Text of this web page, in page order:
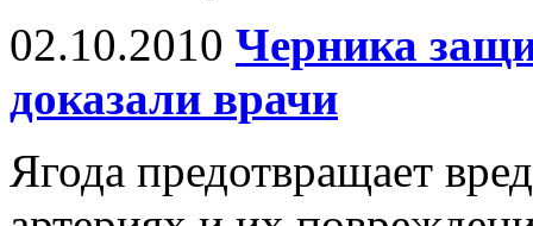
02.10.2010 Черника
доказали врачи
Ягода предотвращает